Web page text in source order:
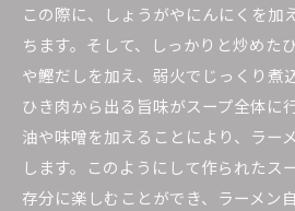
ア
ひき肉とラーメンの新し
ラーメンの格上げに！ひき肉
方を紹介
ひき肉とラーメンの新し
ひき肉で作るオリジナル
この際に、しょうがやにんにくを加
ちます。そして、しっかりと炒めた
や鰹だしを加え、弱火でじっくり煮
ひき肉から出る旨味がスープ全体に
油や味噌を加えることにより、ラー
します。このようにして作られたス
存分に楽しむことができ、ラーメン